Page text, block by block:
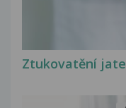
Ztukovatění